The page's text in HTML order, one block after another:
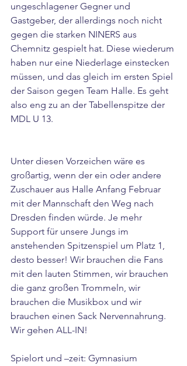
ungeschlagener Gegner und
Gastgeber, der allerdings noch nicht
gegen die starken NINERS aus
Chemnitz gespielt hat. Diese wiederum
haben nur eine Niederlage einstecken
müssen, und das gleich im ersten Spiel
der Saison gegen Team Halle. Es geht
also eng zu an der Tabellenspitze der
MDL U 13.
Unter diesen Vorzeichen wäre es
großartig, wenn der ein oder andere
Zuschauer aus Halle Anfang Februar
mit der Mannschaft den Weg nach
Dresden finden würde. Je mehr
Support für unsere Jungs im
anstehenden Spitzenspiel um Platz 1,
desto besser! Wir brauchen die Fans
mit den lauten Stimmen, wir brauchen
die ganz großen Trommeln, wir
brauchen die Musikbox und wir
brauchen einen Sack Nervennahrung.
Wir gehen ALL-IN!
Spielort und –zeit: Gymnasium